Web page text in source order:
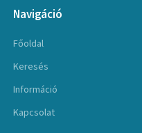
Navigáció
Főoldal
Keresés
Információ
Kapcsolat